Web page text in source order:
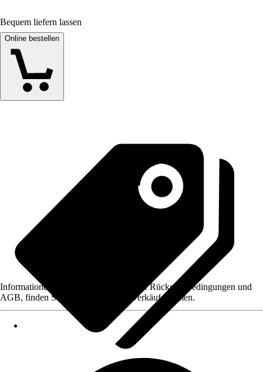
Bequem liefern lassen
Online bestellen
Informationen des Verkäufers, wie z. B. Rückgabebedingungen und
AGB, finden Sie bei Klick auf den Verkäufernamen.